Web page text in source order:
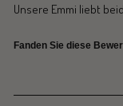
Unsere Emmi liebt
Fanden Sie diese